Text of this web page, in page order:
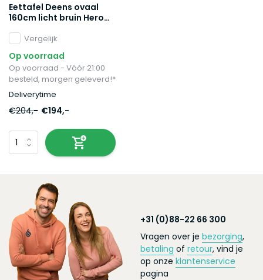
Eettafel Deens ovaal
160cm licht bruin Hero
Vergelijk
Op voorraad
Op voorraad - Vóór 21:00
besteld, morgen geleverd!*
Deliverytime
€204,- €194,-
+31 (0)88-22 66 300
Vragen over je bezorging,
betaling of retour, vind je
op onze klantenservice
pagina